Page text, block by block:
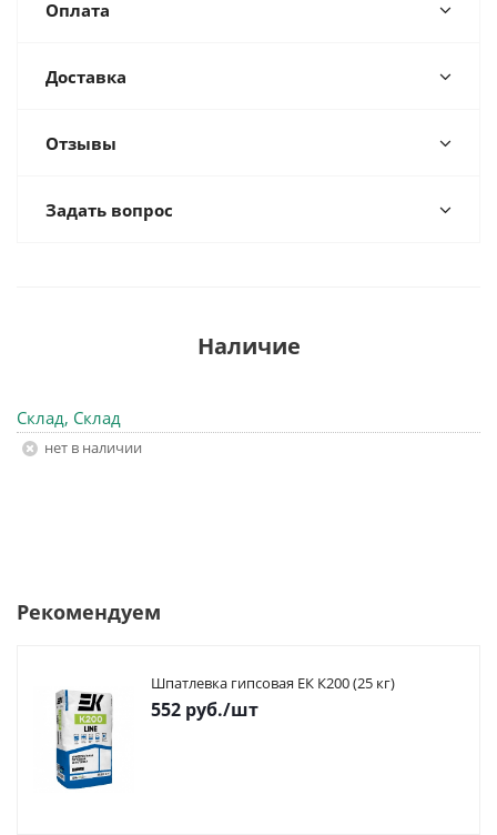
Оплата
Доставка
Отзывы
Задать вопрос
Наличие
Склад, Склад
Нет в наличии
Рекомендуем
Шпатлевка гипсовая ЕК К200 (25 кг)
552 руб./шт